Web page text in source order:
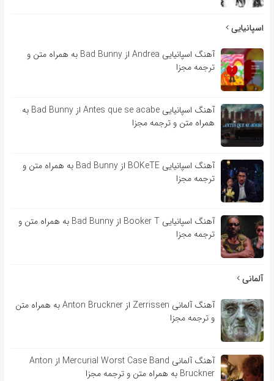
اسپانیایی
آهنگ اسپانیایی Andrea از Bad Bunny به همراه متن و
ترجمه مجزا
آهنگ اسپانیایی Antes que se acabe از Bad Bunny به
همراه متن و ترجمه مجزا
آهنگ اسپانیایی BOKeTE از Bad Bunny به همراه متن و
ترجمه مجزا
آهنگ اسپانیایی Booker T از Bad Bunny به همراه متن و
ترجمه مجزا
آلمانی
آهنگ آلمانی Zerrissen از Anton Bruckner به همراه متن
و ترجمه مجزا
آهنگ آلمانی Mercurial Worst Case Band از Anton
Bruckner به همراه متن و ترجمه مجزا